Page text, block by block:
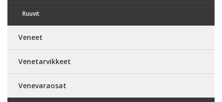
Ruuvit
Veneet
Venetarvikkeet
Venevaraosat